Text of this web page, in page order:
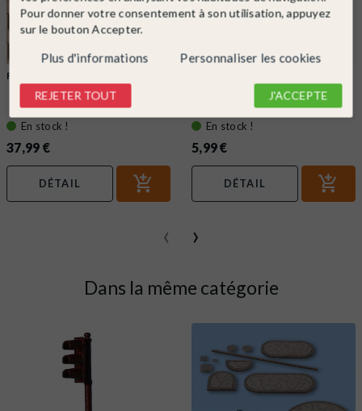
FALLER
Set à patiner-FALLER 170695
En stock !
37,99 €
DÉTAIL
Colle pour maquette avec bec de
précision-FALLER 170492
En stock !
5,99 €
DÉTAIL
‹ ›
Dans la même catégorie
Pour donner votre consentement à son utilisation, appuyez
sur le bouton Accepter.
Plus d'informations Personnaliser les cookies
REJETER TOUT J'ACCEPTE